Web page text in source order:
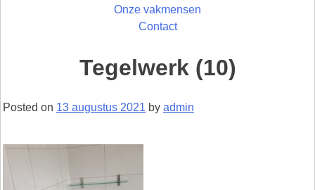
Onze vakmensen
Contact
Tegelwerk (10)
Posted on 13 augustus 2021 by admin